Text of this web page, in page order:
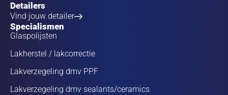
Detailers
Vind jouw detailer
Specialismen
Glaspolijsten
Lakherstel / lakcorrectie
Lakverzegeling dmv PPF
Lakverzegeling dmv sealants/ceramics